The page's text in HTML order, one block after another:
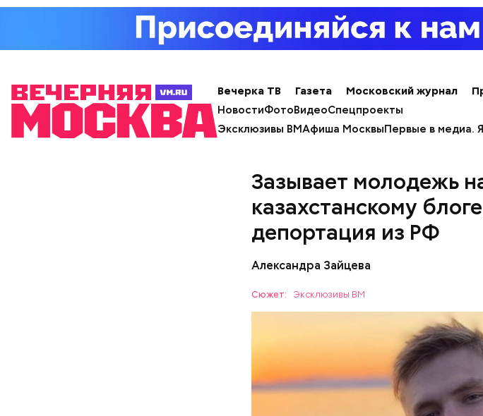
Вечерка ТВ Газета Московский журнал
НовостиФотоВидеоСпецпроекты
Эксклюзивы ВМАфиша МосквыПервые в медиа.
Зазывает молодежь
казахстанскому
депортация из РФ
Александра Зайцева
Сюжет: Эксклюзивы ВМ
Продажа квартиры в
трехкомнатную квартиру в